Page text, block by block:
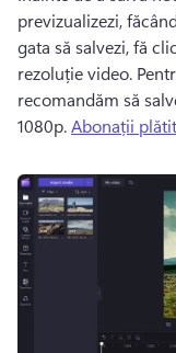
previzualizezi,
gata să salvezi, fă
rezoluție video.
recomandăm să
1080p. Abonații